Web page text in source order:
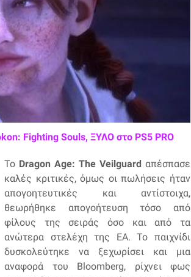
Fighting Souls, ΞΥΛΟ στο PS5 PRO
Το Dragon Age: The Veilguard απέσπασε
καλές κριτικές, όμως οι πωλήσεις ήταν
απογοητευτικές και αντίστοιχα,
θεωρήθηκε απογοήτευση τόσο από
φίλους της σειράς όσο και από τα
ανώτερα στελέχη της EA. Το παιχνίδι
δυσκολεύτηκε να ξεχωρίσει και μια
αναφορά του Bloomberg, ρίχνει φως